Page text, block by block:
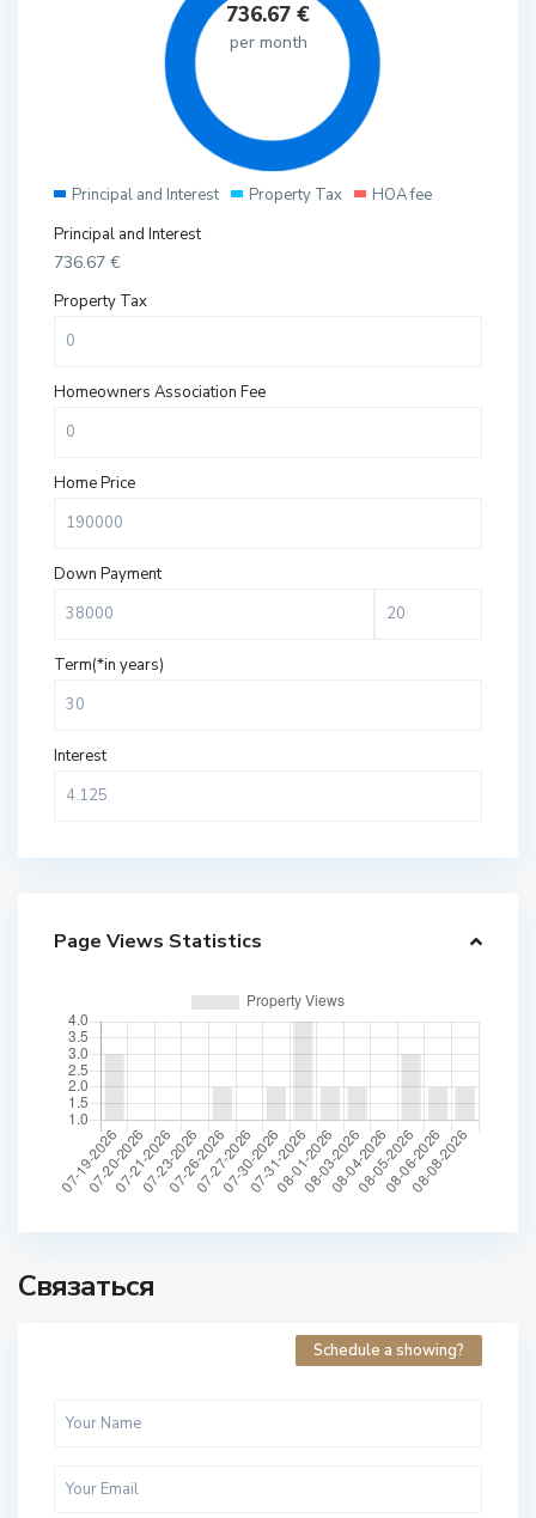
736.67 €
per month
Principal and Interest Property Tax
HOA fee
Principal and Interest
736.67 €
Property Tax
Homeowners Association Fee
Home Price
Down Payment
Term(*in years)
Interest
Page Views Statistics
Связаться
Schedule a showing?